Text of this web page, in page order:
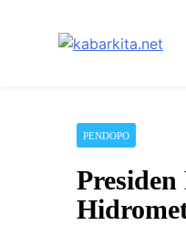
PENDOPO
Presiden